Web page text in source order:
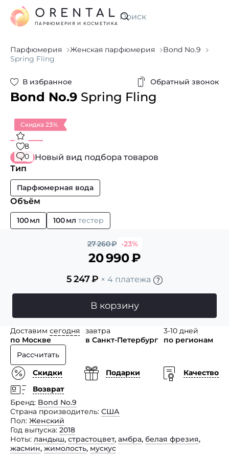
Искать
ORENTAL
ПАРФЮМЕРИЯ И КОСМЕТИКА
Парфюмерия Женская парфюмерия
Bond No.9
Spring Fling
В избранное Обратный звонок
Bond No.9 Spring Fling
Скидка 23%
8
0
Новый вид подбора товаров
Тип
Парфюмерная вода
Объём
100 мл 100 мл тестер
27 260₽ -23%
20 990₽
5 247₽ × 4 платежа
В корзину
Доставим сегодня
по Москве
завтра
в Санкт-Петербург
3-10 дней
по регионам
Рассчитать
Скидки
Подарки
Качество
Возврат
Бренд Bond No.9
Страна производитель США
Пол Женский
Год выпуска 2018
Ноты ландыш, страстоцвет, амбра, белая фрезия,
жасмин, жимолость, мускус